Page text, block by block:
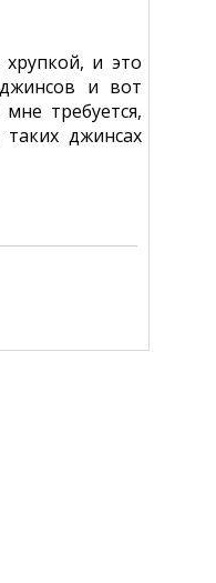
и это
и вот
требуется,
джинсах